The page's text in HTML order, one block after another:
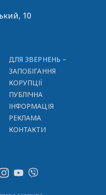
10
ДЛЯ ЗВЕРНЕНЬ –
ЗАПОБІГАННЯ
КОРУПЦІЇ
ПУБЛІЧНА
ІНФОРМАЦІЯ
РЕКЛАМА
КОНТАКТИ